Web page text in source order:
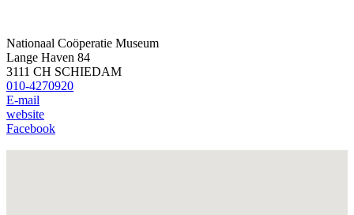
Nationaal Coöperatie Museum
Lange Haven 84
3111 CH SCHIEDAM
010-4270920
E-mail
website
Facebook